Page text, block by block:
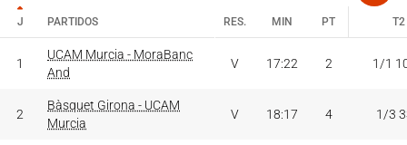
J PARTIDOS RES. MIN PT T2
PARTIDOS
1
UCAM Murcia - MoraBanc
And
V 17:22 2 1/1
2
Bàsquet Girona - UCAM
Murcia
V 18:17 4 1/3